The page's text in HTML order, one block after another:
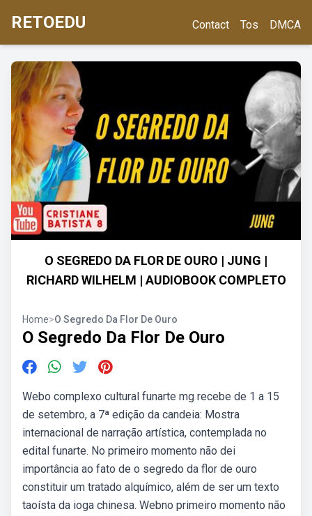
RETOEDU Contact Tos DMCA
O SEGREDO DA FLOR DE OURO | JUNG |
RICHARD WILHELM | AUDIOBOOK COMPLETO
Home>O Segredo Da Flor De Ouro
O Segredo Da Flor De Ouro
Webo complexo cultural funarte mg recebe de 1 a 15
de setembro, a 7ª edição da candeia: Mostra
internacional de narração artística, contemplada no
edital funarte. No primeiro momento não dei
importância ao fato de o segredo da flor de ouro
constituir um tratado alquímico, além de ser um texto
taoísta da ioga chinesa. Webno primeiro momento não